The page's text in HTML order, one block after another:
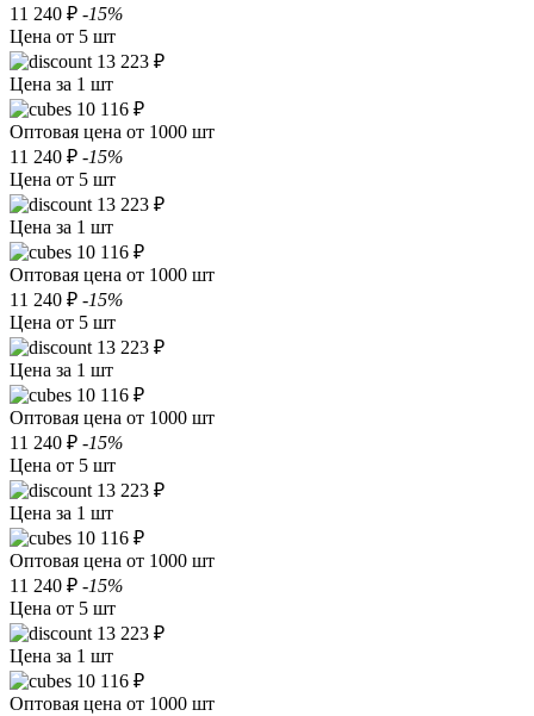
11 240 ₽ -15%
Цена от 5 шт
13 223 ₽
Цена за 1 шт
10 116 ₽
Оптовая цена от 1000 шт
11 240 ₽ -15%
Цена от 5 шт
13 223 ₽
Цена за 1 шт
10 116 ₽
Оптовая цена от 1000 шт
11 240 ₽ -15%
Цена от 5 шт
13 223 ₽
Цена за 1 шт
10 116 ₽
Оптовая цена от 1000 шт
11 240 ₽ -15%
Цена от 5 шт
13 223 ₽
Цена за 1 шт
10 116 ₽
Оптовая цена от 1000 шт
11 240 ₽ -15%
Цена от 5 шт
13 223 ₽
Цена за 1 шт
10 116 ₽
Оптовая цена от 1000 шт